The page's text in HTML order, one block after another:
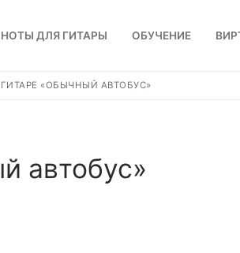
НОТЫ ДЛЯ ГИТАРЫ ОБУЧЕНИЕ
«ОБЫЧНЫЙ АВТОБУС»
автобус»